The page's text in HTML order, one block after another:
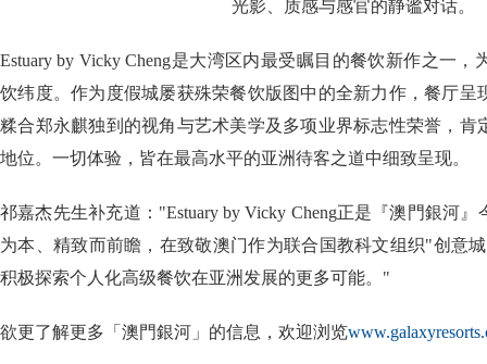
光影、质感与感官的静谧对话。
Estuary by Vicky Cheng是大湾区内最受瞩目的餐饮新作之一
饮纬度。作为度假城屡获殊荣餐饮版图中的全新力作，餐厅呈
糅合郑永麒独到的视角与艺术美学及多项业界标志性荣誉，肯
地位。一切体验，皆在最高水平的亚洲待客之道中细致呈现。
祁嘉杰先生补充道："Estuary by Vicky Cheng正是『澳門銀河
为本、精致而前瞻，在致敬澳门作为联合国教科文组织"创
积极探索个人化高级餐饮在亚洲发展的更多可能。"
欲更了解更多「澳門銀河」的信息，欢迎浏览